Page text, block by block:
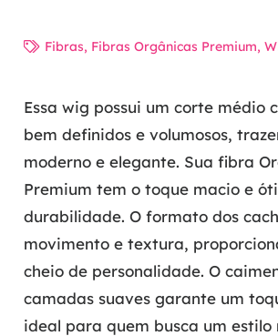
Fibras, Fibras Orgânicas Premium,
Essa wig possui um corte médio
bem definidos e volumosos,
moderno e elegante. Sua fibra
Premium tem o toque macio e
durabilidade. O formato dos
movimento e textura,
cheio de personalidade. O
camadas suaves garante um
ideal para quem busca um estilo